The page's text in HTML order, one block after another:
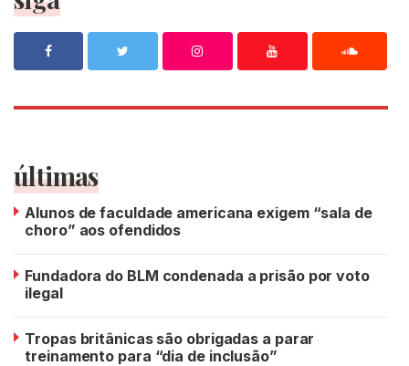
últimas
Alunos de faculdade americana exigem “sala de
choro” aos ofendidos
Fundadora do BLM condenada a prisão por voto
ilegal
Tropas britânicas são obrigadas a parar
treinamento para “dia de inclusão”